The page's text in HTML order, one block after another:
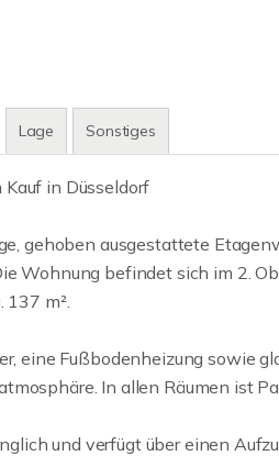
Lage Sonstiges
in Düsseldorf
gehoben ausgestattete
Wohnung befindet sich im 2.
137 m².
eine Fußbodenheizung sowie
In allen Räumen ist
und verfügt über einen